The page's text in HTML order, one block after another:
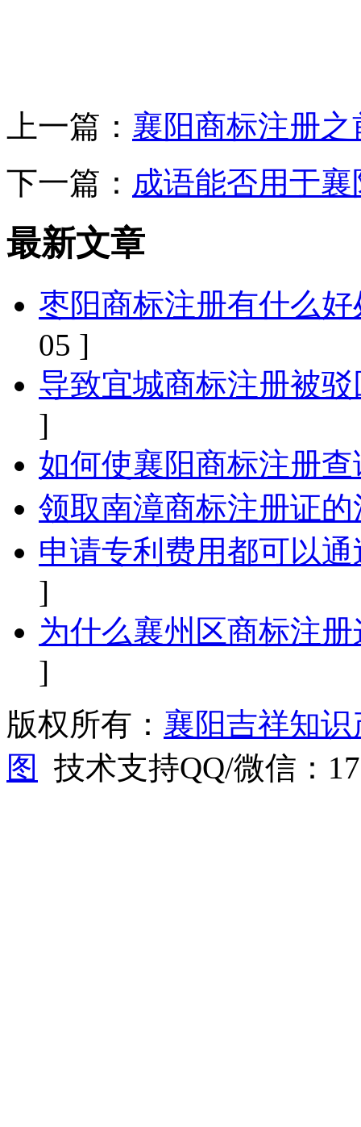
上一篇： 襄阳商标注册
下一篇： 成语能否用于
最新文章
枣阳商标注册有什么
05 ]
导致宜城商标注册被
]
如何使襄阳商标注册
领取南漳商标注册证
申请专利费用都可以
]
为什么襄州区商标注
]
版权所有： 襄阳吉祥知
图
技术支持QQ/微信：